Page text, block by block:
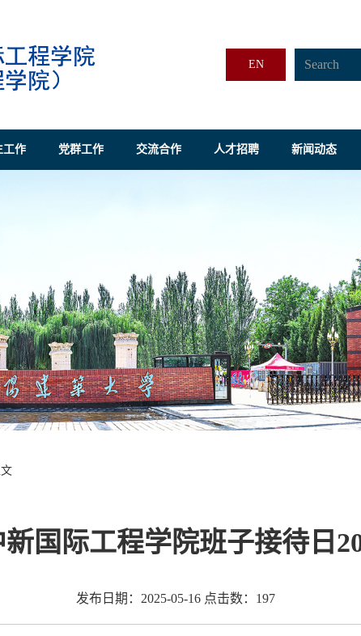
EN
工作 党群工作 交流合作 人才招聘 新闻动态
国际工程学院班子接待日
发布日期：2025-05-16 点击数： 197